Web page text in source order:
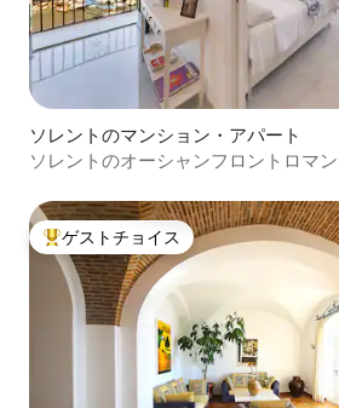
ソレントのマンション・アパート
ソレントのオーシャンフロントロマ
大好評のゲストチョイスです。
ゲストチョイス